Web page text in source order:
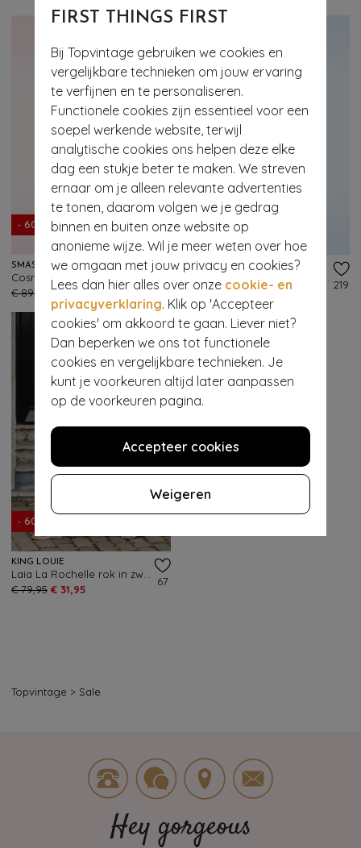
FIRST THINGS FIRST
Bij Topvintage gebruiken we cookies en
vergelijkbare technieken om jouw ervaring
te verfijnen en te personaliseren.
Functionele cookies zijn essentieel voor een
soepel werkende website, terwijl
analytische cookies ons helpen deze elke
dag een stukje beter te maken. We streven
ernaar om je alleen relevante advertenties
te tonen, daarom volgen we je gedrag
binnen en buiten onze website op
anonieme wijze. Wil je meer weten over hoe
we omgaan met jouw privacy en cookies?
Lees dan hier alles over onze cookie- en
privacyverklaring. Klik op 'Accepteer
cookies' om akkoord te gaan. Liever niet?
Dan beperken we ons tot functionele
cookies en vergelijkbare technieken. Je
kunt je voorkeuren altijd later aanpassen
op de voorkeuren pagina.
Accepteer cookies
Weigeren
- 60%
SMASHED LEMON
Cosmic Candy midi jurk in rood en wit
€ 89,95
€ 35,95
115
- 60%
VERY CHERRY
€ 149,95 € 59,95
219
- 60%
KING LOUIE
€ 79,95 € 31,95
67
Topvintage > Sale
Hey gorgeous